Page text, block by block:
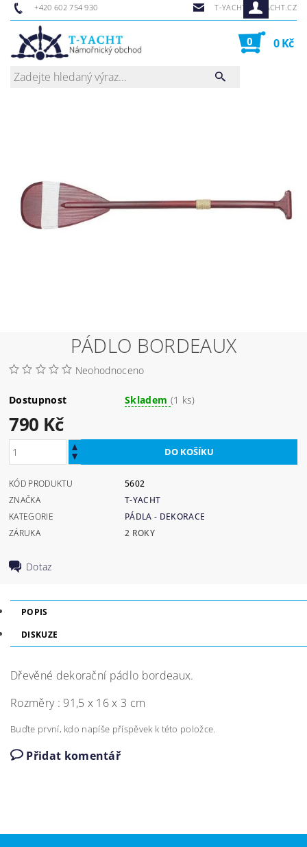
+420 602 754 930 T-YACHT@T-YACHT.CZ
0 0 Kč
PÁDLO BORDEAUX
Neohodnoceno
Dostupnost Skladem (1 ks)
790 Kč
KÓD PRODUKTU
5602
ZNAČKA
T-YACHT
KATEGORIE
PÁDLA - DEKORACE
ZÁRUKA
2 ROKY
Dotaz
POPIS
DISKUZE
Dřevěné dekorační pádlo bordeaux.
Rozměry : 91,5 x 16 x 3 cm
Buďte první, kdo napíše příspěvek k této položce.
Přidat komentář